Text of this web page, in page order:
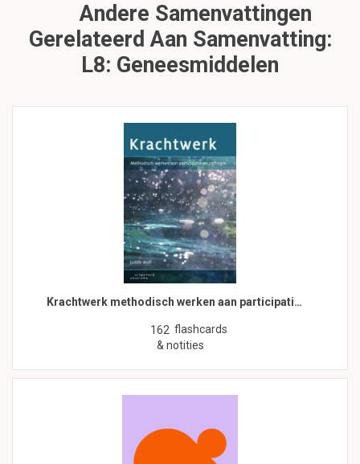
Andere Samenvattingen
Gerelateerd Aan Samenvatting:
L8: Geneesmiddelen
Krachtwerk methodisch werken aan participati…
162 flashcards
& notities